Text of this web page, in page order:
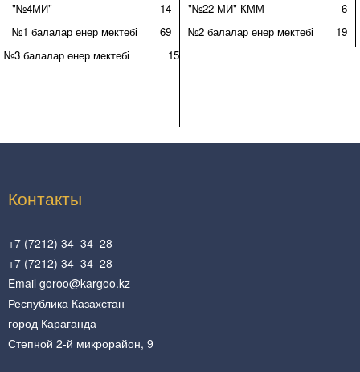
"№4МИ" 14 "№22 МИ" КММ
6
№1 балалар өнер мектебі
69 №2 балалар өнер мектебі
19
№3 балалар өнер мектебі
15
Контакты
+7 (7212) 34–34–28
+7 (7212) 34–34–28
Email goroo@kargoo.kz
Республика Казахстан
город Караганда
Степной 2-й микрорайон, 9